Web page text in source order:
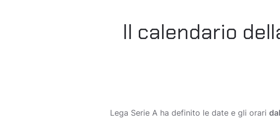
Il calendario
Lega Serie A ha definito le date e gli orari